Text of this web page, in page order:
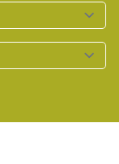
Empordà